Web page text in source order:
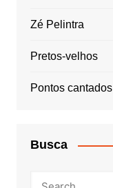
Zé Pelintra
Pretos-velhos
Pontos cantados
Busca